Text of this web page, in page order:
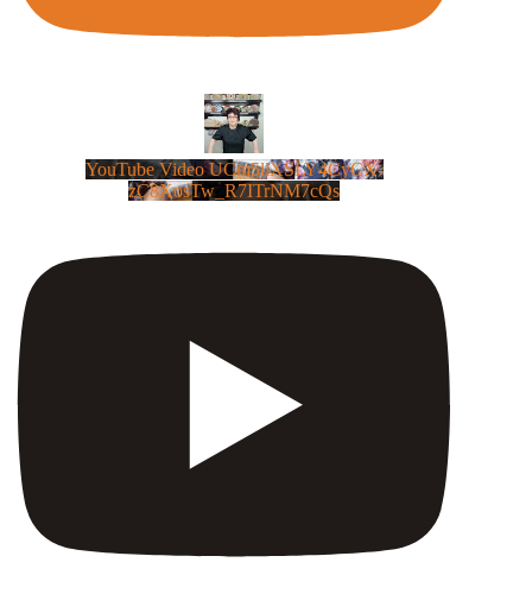
YouTube Video UCm5llXSLY4CyCX-
zC8XosTw_R7ITrNM7cQs